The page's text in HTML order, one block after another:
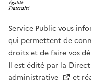
Service Public vous
qui permettent de
droits et de faire vos
Il est édité par la
administrative
et